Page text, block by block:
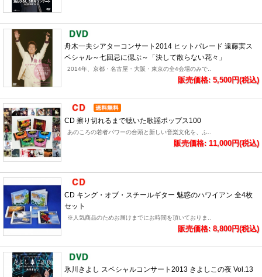
舟木一夫シアターコンサート2014 ヒットパレード 遠藤実ス
ペシャル～七回忌に偲ぶ～「決して散らない花々」
2014年、京都・名古屋・大阪・東京の全4会場のみで..
販売価格: 5,500円(税込)
CD 擦り切れるまで聴いた歌謡ポップス100
あのころの若者パワーの台頭と新しい音楽文化を、ふ..
販売価格: 11,000円(税込)
CD キング・オブ・スチールギター 魅惑のハワイアン 全4枚
セット
※人気商品のためお届けまでにお時間を頂いておりま..
販売価格: 8,800円(税込)
氷川きよし スペシャルコンサート2013 きよしこの夜 Vol.13